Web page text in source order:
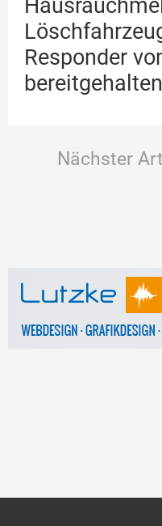
Responder
Nächster